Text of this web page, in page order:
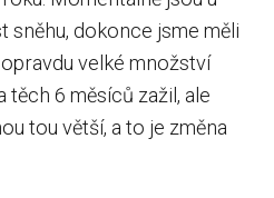
sněhu, dokonce jsme měli
velké množství
těch 6 měsíců zažil, ale
tou větší, a to je změna